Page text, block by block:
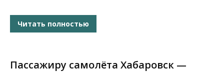
Читать полностью
Пассажиру самолёта Хабаровск —